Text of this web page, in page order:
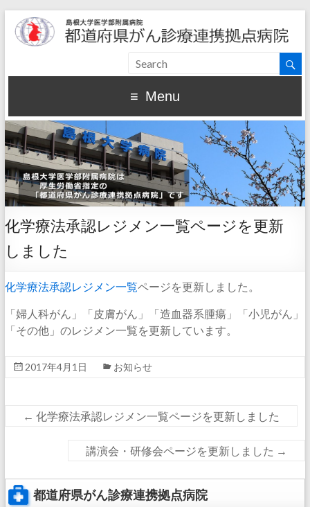
Menu
化学療法承認レジメン一覧ページを更新
しました
化学療法承認レジメン一覧ページを更新しました。
「婦人科がん」「皮膚がん」「造血器系腫瘍」「小児がん」
「その他」のレジメン一覧を更新しています。
2017年4月1日 お知らせ
← 化学療法承認レジメン一覧ページを更新しました
講演会・研修会ページを更新しました →
都道府県がん診療連携拠点病院